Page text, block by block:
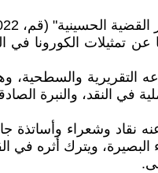
الراهن، كاشفًا عن
التقريرية
النقد، والنبرة
نقاد وشعراء وأساتذة
ويترك أثره في